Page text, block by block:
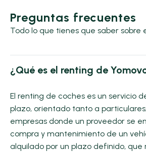
Preguntas frecuentes
Todo lo que tienes que saber sobre
¿Qué es el renting de
El renting de coches es un servicio
plazo, orientado tanto a
empresas donde un proveedor se
compra y mantenimiento de un
alquilado por un plazo definido,